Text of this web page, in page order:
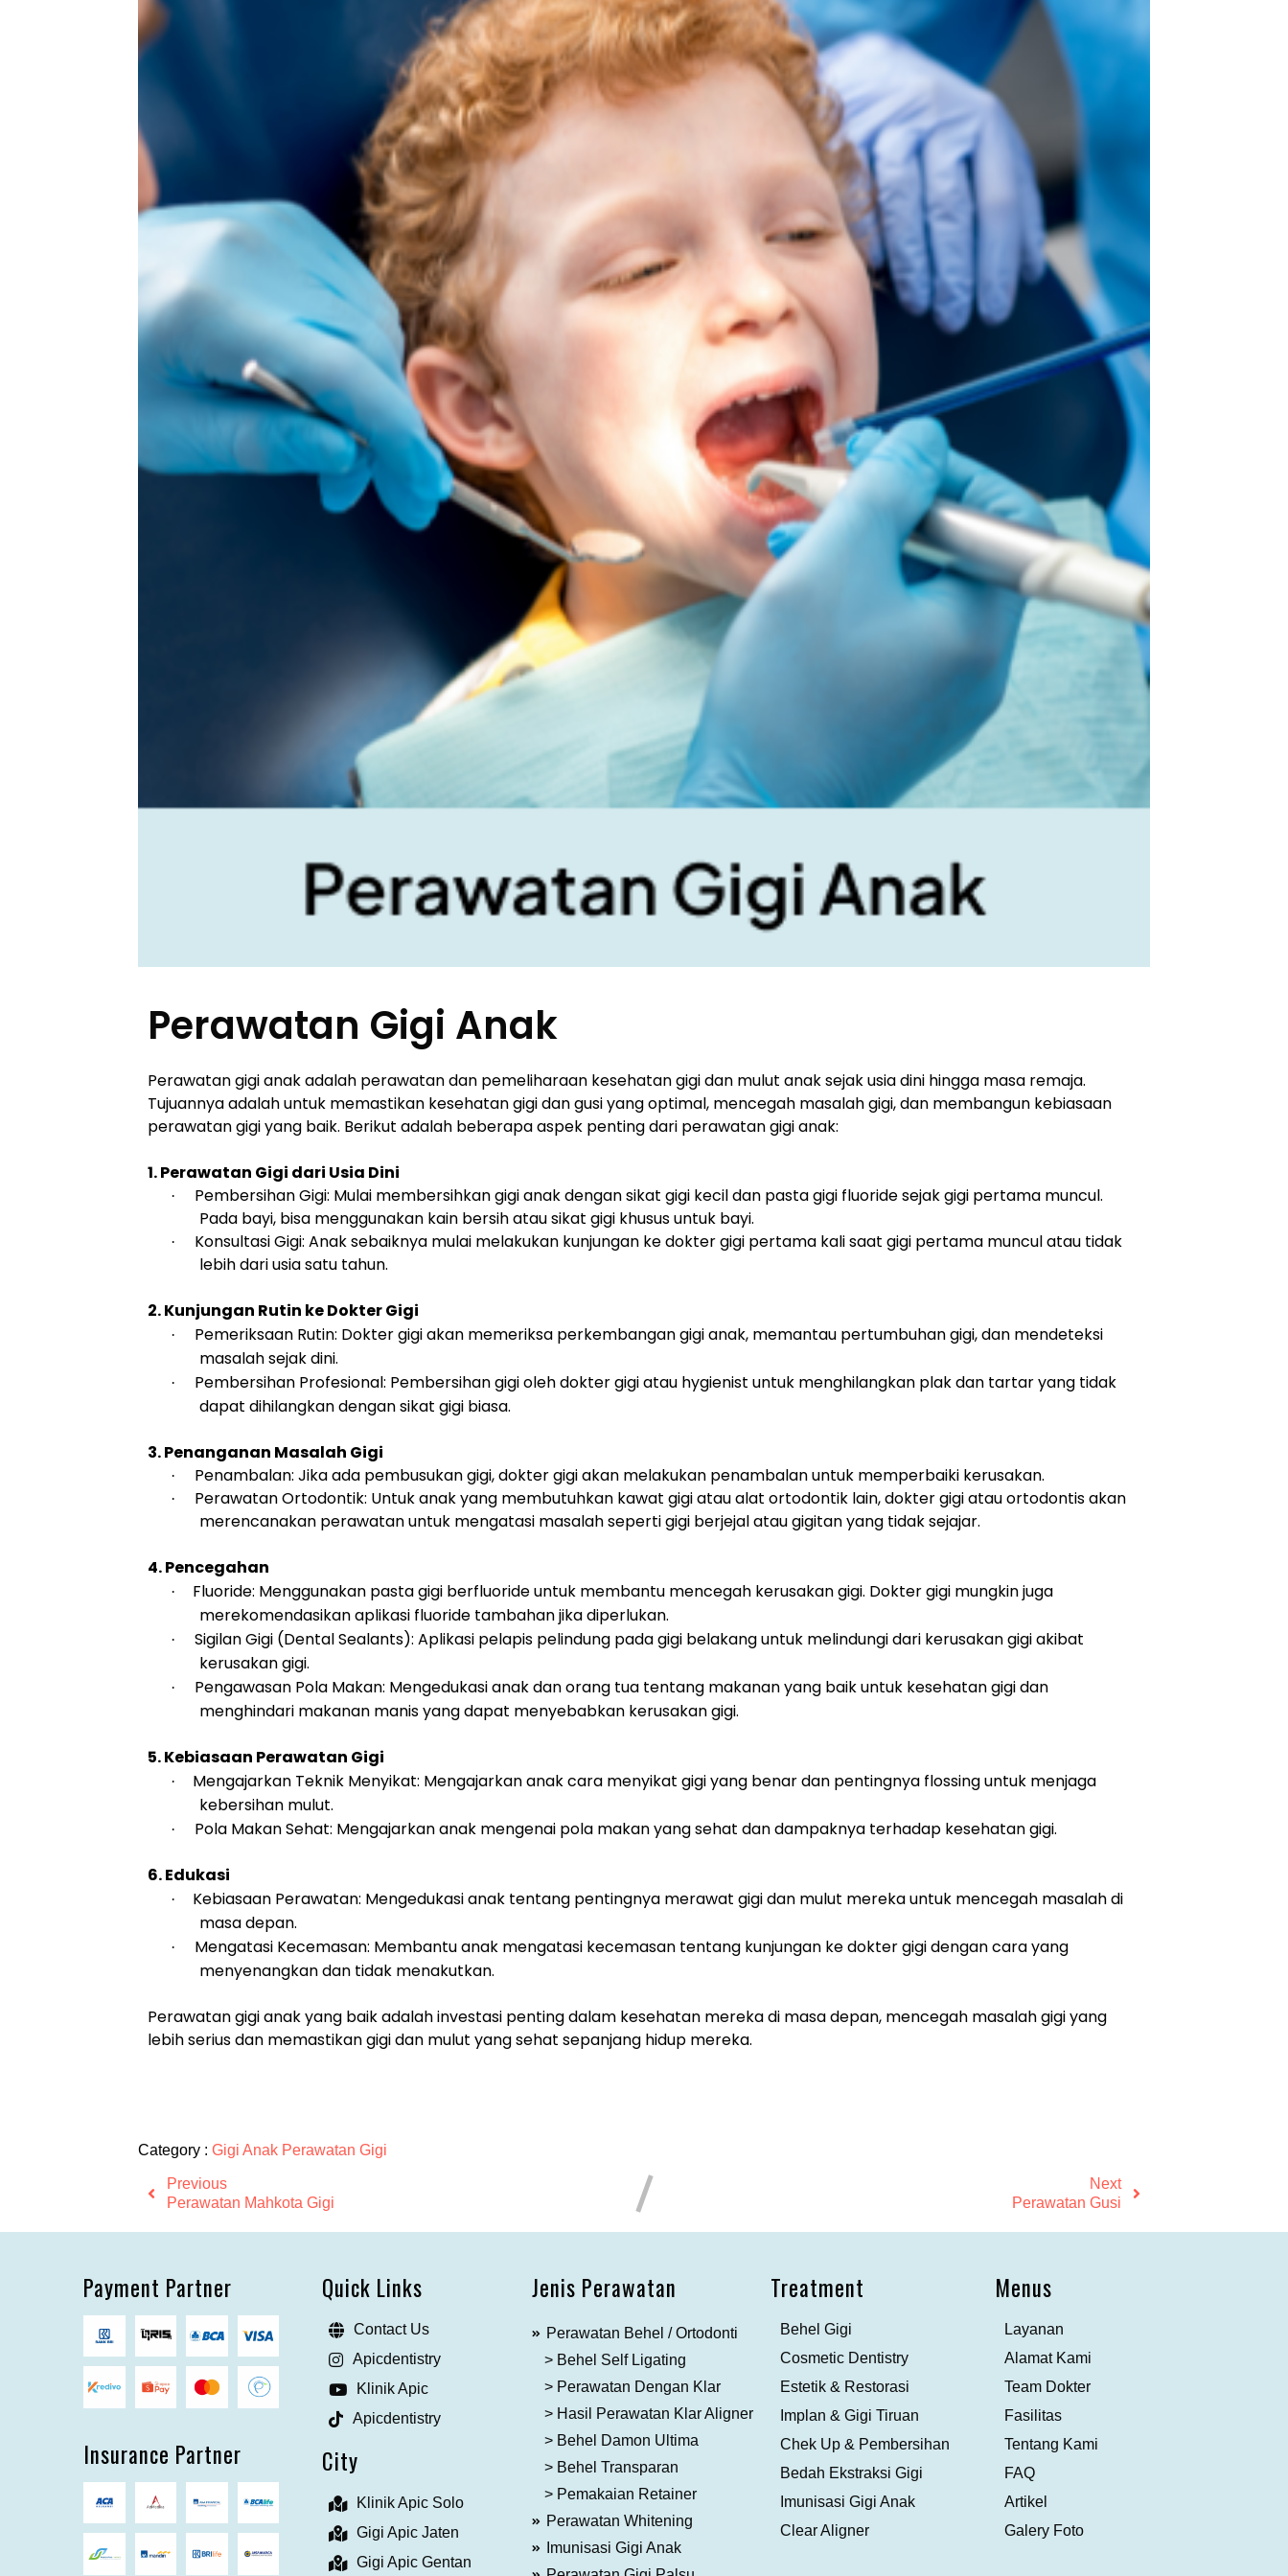
Perawatan Gigi Anak
Perawatan gigi anak adalah perawatan dan pemeliharaan kesehatan gigi dan mulut anak sejak usia dini hingga masa remaja.
Tujuannya adalah untuk memastikan kesehatan gigi dan gusi yang optimal, mencegah masalah gigi, dan membangun kebiasaan
perawatan gigi yang baik. Berikut adalah beberapa aspek penting dari perawatan gigi anak:
1. Perawatan Gigi dari Usia Dini
·
Pembersihan Gigi: Mulai membersihkan gigi anak dengan sikat gigi kecil dan pasta gigi fluoride sejak gigi pertama muncul.
Pada bayi, bisa menggunakan kain bersih atau sikat gigi khusus untuk bayi.
·
Konsultasi Gigi: Anak sebaiknya mulai melakukan kunjungan ke dokter gigi pertama kali saat gigi pertama muncul atau tidak
lebih dari usia satu tahun.
2. Kunjungan Rutin ke Dokter Gigi
·
Pemeriksaan Rutin: Dokter gigi akan memeriksa perkembangan gigi anak, memantau pertumbuhan gigi, dan mendeteksi
masalah sejak dini.
·
Pembersihan Profesional: Pembersihan gigi oleh dokter gigi atau hygienist untuk menghilangkan plak dan tartar yang tidak
dapat dihilangkan dengan sikat gigi biasa.
3. Penanganan Masalah Gigi
· Penambalan: Jika ada pembusukan gigi, dokter gigi akan melakukan penambalan untuk memperbaiki kerusakan.
·
Perawatan Ortodontik: Untuk anak yang membutuhkan kawat gigi atau alat ortodontik lain, dokter gigi atau ortodontis akan
merencanakan perawatan untuk mengatasi masalah seperti gigi berjejal atau gigitan yang tidak sejajar.
4. Pencegahan
·
Fluoride: Menggunakan pasta gigi berfluoride untuk membantu mencegah kerusakan gigi. Dokter gigi mungkin juga
merekomendasikan aplikasi fluoride tambahan jika diperlukan.
·
Sigilan Gigi (Dental Sealants): Aplikasi pelapis pelindung pada gigi belakang untuk melindungi dari kerusakan gigi akibat
kerusakan gigi.
·
Pengawasan Pola Makan: Mengedukasi anak dan orang tua tentang makanan yang baik untuk kesehatan gigi dan
menghindari makanan manis yang dapat menyebabkan kerusakan gigi.
5. Kebiasaan Perawatan Gigi
·
Mengajarkan Teknik Menyikat: Mengajarkan anak cara menyikat gigi yang benar dan pentingnya flossing untuk menjaga
kebersihan mulut.
· Pola Makan Sehat: Mengajarkan anak mengenai pola makan yang sehat dan dampaknya terhadap kesehatan gigi.
6. Edukasi
·
Kebiasaan Perawatan: Mengedukasi anak tentang pentingnya merawat gigi dan mulut mereka untuk mencegah masalah di
masa depan.
·
Mengatasi Kecemasan: Membantu anak mengatasi kecemasan tentang kunjungan ke dokter gigi dengan cara yang
menyenangkan dan tidak menakutkan.
Perawatan gigi anak yang baik adalah investasi penting dalam kesehatan mereka di masa depan, mencegah masalah gigi yang
lebih serius dan memastikan gigi dan mulut yang sehat sepanjang hidup mereka.
Category : Gigi Anak Perawatan Gigi
Previous
Perawatan Mahkota Gigi
Next
Perawatan Gusi
Payment Partner
Insurance Partner
Quick Links
Contact Us
Apicdentistry
Klinik Apic
Apicdentistry
City
Klinik Apic Solo
Gigi Apic Jaten
Gigi Apic Gentan
Jenis Perawatan
Perawatan Behel / Ortodonti
> Behel Self Ligating
> Perawatan Dengan Klar
> Hasil Perawatan Klar Aligner
> Behel Damon Ultima
> Behel Transparan
> Pemakaian Retainer
Perawatan Whitening
Imunisasi Gigi Anak
Treatment
Behel Gigi
Cosmetic Dentistry
Estetik & Restorasi
Implan & Gigi Tiruan
Chek Up & Pembersihan
Bedah Ekstraksi Gigi
Imunisasi Gigi Anak
Clear Aligner
Menus
Layanan
Alamat Kami
Team Dokter
Fasilitas
Tentang Kami
FAQ
Artikel
Galery Foto